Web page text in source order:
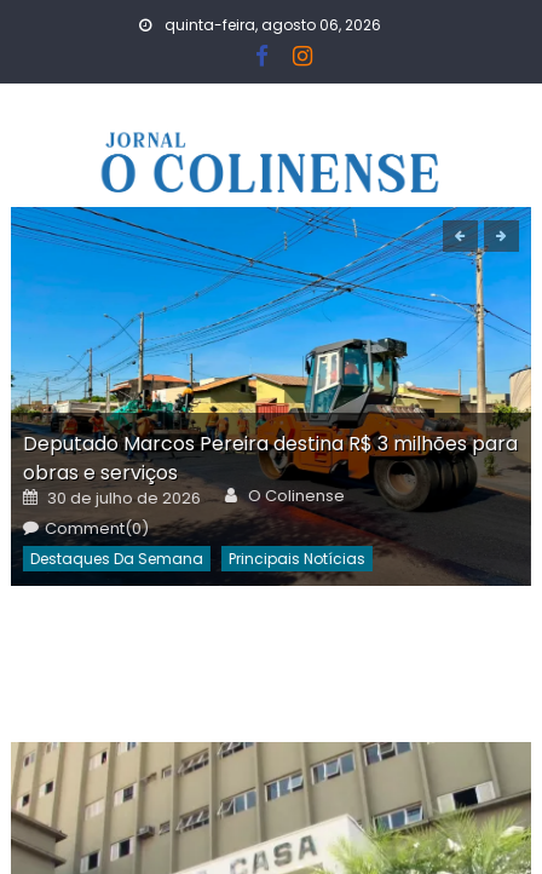
quinta-feira, agosto 06, 2026
Deputado Marcos Pereira destina R$ 3 milhões para
obras e serviços
Posted
on
30 de julho de 2026 Author
O Colinense
Comment(0)
Destaques Da Semana Principais Notícias